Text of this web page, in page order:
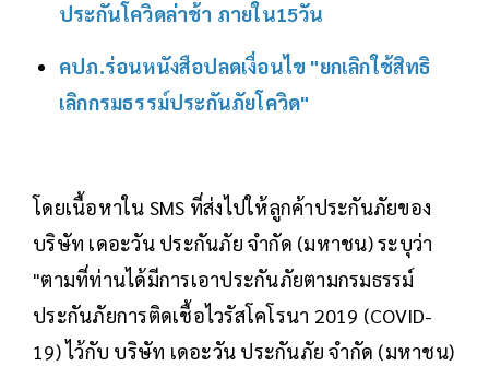
ประกันโควิดล่าช้า ภายใน15วัน
คปภ.ร่อนหนังสือปลดเงื่อนไข "ยกเลิกใช้สิทธิ
เลิกกรมธรรม์ประกันภัยโควิด"
โดยเนื้อหาใน SMS ที่ส่งไปให้ลูกค้าประกันภัยของ
บริษัท เดอะวัน ประกันภัย จำกัด (มหาชน) ระบุว่า
"ตามที่ท่านได้มีการเอาประกันภัยตามกรมธรรม์
ประกันภัยการติดเชื้อไวรัสโคโรนา 2019 (COVID-
19) ไว้กับ บริษัท เดอะวัน ประกันภัย จำกัด (มหาชน)